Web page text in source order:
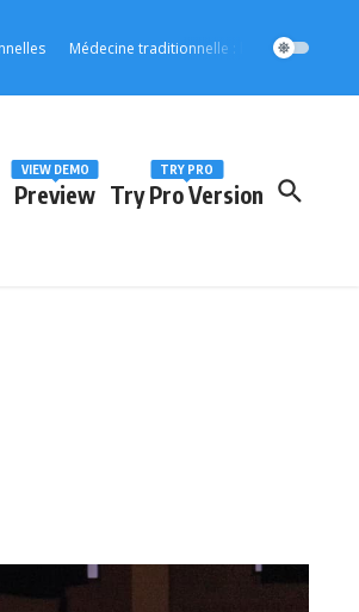
Médecine traditionnelle : l’OOAS accélère son
Preview
VIEW DEMO
Try Pro Version
TRY PRO